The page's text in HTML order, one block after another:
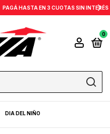
SIN INTERÉS
0
DIA DEL NIÑO